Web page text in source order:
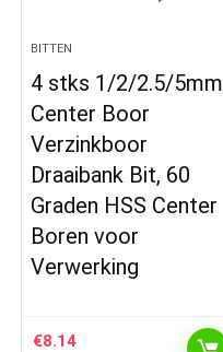
BITTEN
4 stks 1/2/2.5/5mm
Center Boor
Verzinkboor
Draaibank Bit, 60
Graden HSS Center
Boren voor
Verwerking
€8.14